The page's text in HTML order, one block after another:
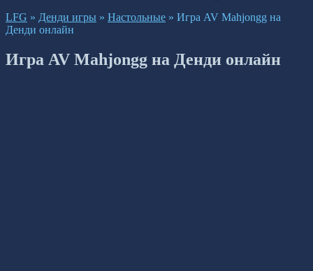
LFG » Денди игры » Настольные » Игра AV Mahjongg на
Денди онлайн
Игра AV Mahjongg на Денди онлайн